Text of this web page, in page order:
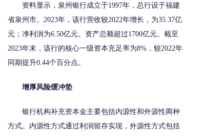
资料显示，泉州银行成立于1997年，总行设于福建
省泉州市。2023年，该行营收较2022年增长，为35.37亿
元；净利润为6.50亿元。资产总额超过1700亿元。截至
2023年末，该行的核心一级资本充足率为8%，较2022年
同期提升0.44个百分点。
增厚风险缓冲垫
银行机构补充资本金主要包括内源性和外源性两种
方式。内源性方式通过利润留存实现，外源性方式包括